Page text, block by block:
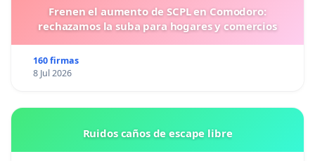
Frenen el aumento de SCPL en Comodoro:
rechazamos la suba para hogares y comercios
160 firmas
8 Jul 2026
Ruidos caños de escape libre